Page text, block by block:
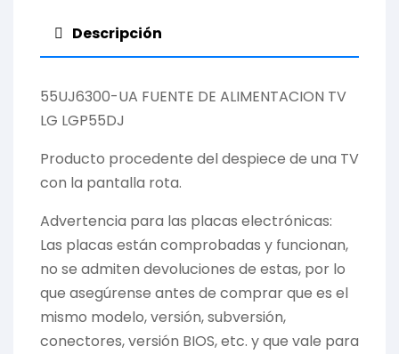
Descripción
55UJ6300-UA FUENTE DE ALIMENTACION TV
LG LGP55DJ
Producto procedente del despiece de una TV
con la pantalla rota.
Advertencia para las placas electrónicas:
Las placas están comprobadas y funcionan,
no se admiten devoluciones de estas, por lo
que asegúrense antes de comprar que es el
mismo modelo, versión, subversión,
conectores, versión BIOS, etc. y que vale para